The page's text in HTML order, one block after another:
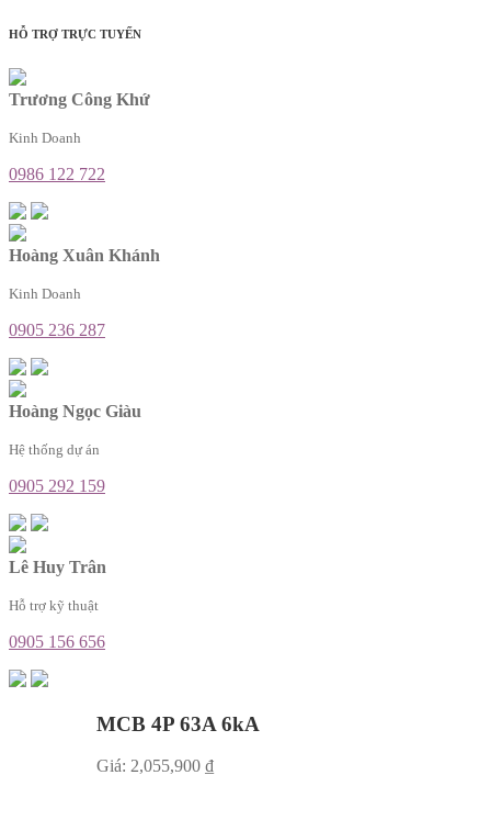
HỖ TRỢ TRỰC TUYẾN
Trương Công Khứ
Kinh Doanh
0986 122 722
Hoàng Xuân Khánh
Kinh Doanh
0905 236 287
Hoàng Ngọc Giàu
Hệ thống dự án
0905 292 159
Lê Huy Trân
Hỗ trợ kỹ thuật
0905 156 656
MCB 4P 63A 6kA
Giá: 2,055,900 ₫